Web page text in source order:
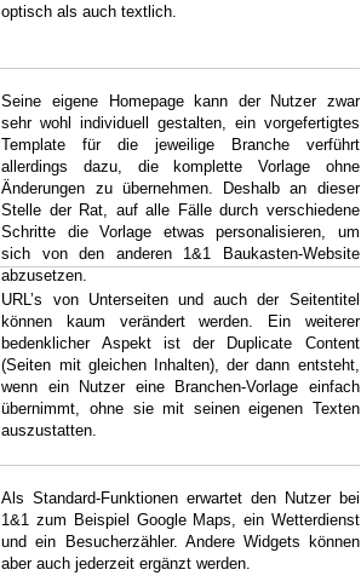
optisch als auch textlich.
Seine eigene Homepage kann der Nutzer zwar
sehr wohl individuell gestalten, ein vorgefertigtes
Template für die jeweilige Branche verführt
allerdings dazu, die komplette Vorlage ohne
Änderungen zu übernehmen. Deshalb an dieser
Stelle der Rat, auf alle Fälle durch verschiedene
Schritte die Vorlage etwas personalisieren, um
sich von den anderen 1&1 Baukasten-Website
abzusetzen.
URL’s von Unterseiten und auch der Seitentitel
können kaum verändert werden. Ein weiterer
bedenklicher Aspekt ist der Duplicate Content
(Seiten mit gleichen Inhalten), der dann entsteht,
wenn ein Nutzer eine Branchen-Vorlage einfach
übernimmt, ohne sie mit seinen eigenen Texten
auszustatten.
Als Standard-Funktionen erwartet den Nutzer bei
1&1 zum Beispiel Google Maps, ein Wetterdienst
und ein Besucherzähler. Andere Widgets können
aber auch jederzeit ergänzt werden.